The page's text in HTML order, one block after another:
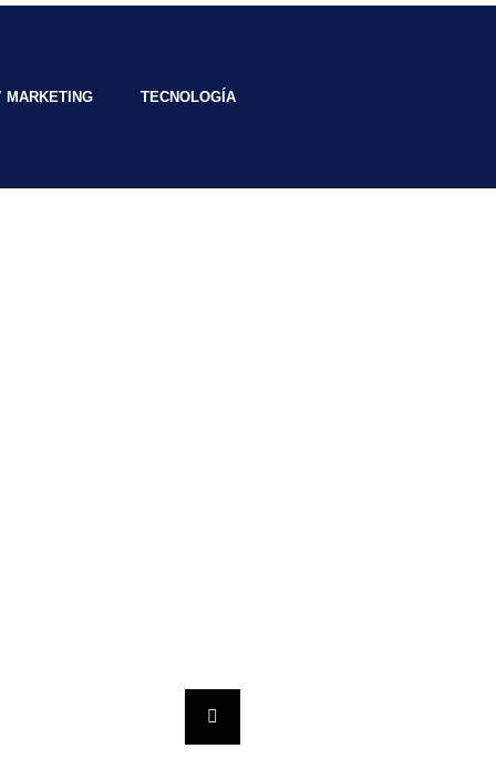
MARKETING TECNOLOGÍA